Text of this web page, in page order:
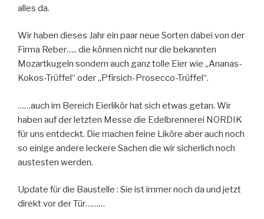
alles da.
Wir haben dieses Jahr ein paar neue Sorten dabei von der
Firma Reber….. die können nicht nur die bekannten
Mozartkugeln sondern auch ganz tolle Eier wie „Ananas-
Kokos-Trüffel“ oder „Pfirsich-Prosecco-Trüffel“.
……auch im Bereich Eierlikör hat sich etwas getan. Wir
haben auf der letzten Messe die Edelbrennerei NORDIK
für uns entdeckt. Die machen feine Liköre aber auch noch
so einige andere leckere Sachen die wir sicherlich noch
austesten werden.
Update für die Baustelle : Sie ist immer noch da und jetzt
direkt vor der Tür………